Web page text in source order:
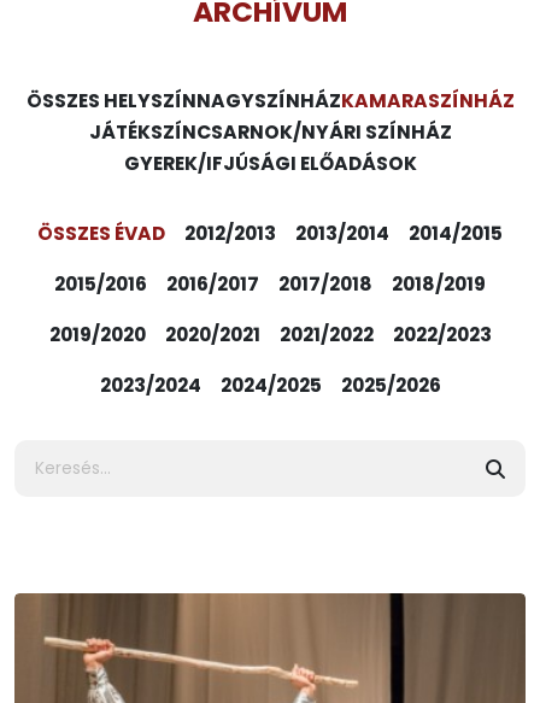
ARCHÍVUM
ÖSSZES HELYSZÍNNAGYSZÍNHÁZKAMARASZÍNHÁZ
JÁTÉKSZÍNCSARNOK/NYÁRI SZÍNHÁZ
GYEREK/IFJÚSÁGI ELŐADÁSOK
ÖSSZES ÉVAD 2012/2013 2013/2014
2014/2015
2015/2016
2016/2017 2017/2018
2018/2019
2019/2020
2020/2021 2021/2022
2022/2023
2023/2024
2024/2025 2025/2026